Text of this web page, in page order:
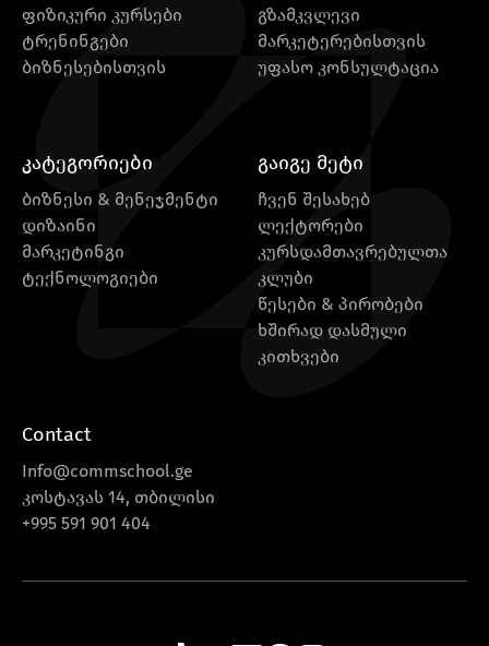
ფიზიკური კურსები
ტრენინგები
ბიზნესებისთვის
გზამკვლევი
მარკეტერებისთვის
უფასო კონსულტაცია
კატეგორიები
ბიზნესი & მენეჯმენტი
დიზაინი
მარკეტინგი
ტექნოლოგიები
გაიგე მეტი
ჩვენ შესახებ
ლექტორები
კურსდამთავრებულთა
კლუბი
წესები & პირობები
ხშირად დასმული
კითხვები
Contact
Info@commschool.ge
კოსტავას 14, თბილისი
+995 591 901 404